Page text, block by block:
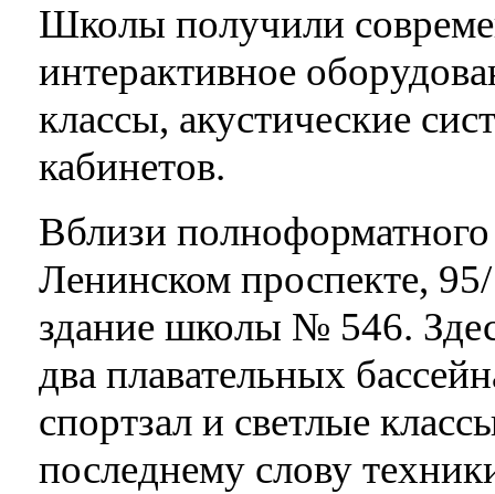
Школы получили
интерактивное
классы, акустические
кабинетов.
Вблизи
Ленинском проспекте,
здание школы № 546.
два плавательных
спортзал и светлые
последнему слову